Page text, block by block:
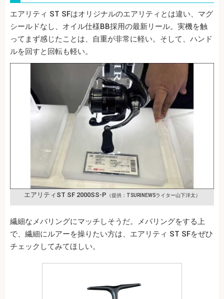
エアリティ ST SFはオリジナルのエアリティとは違い、マグ
シールドなし、オイル仕様BB採用の最新リール。実機を触
ってまず感じたことは、自重が非常に軽い。そして、ハンド
ルを回すと回転も軽い。
エアリティST SF 2000SS-P （提供：TSURINEWSライター山下洋太）
繊細なメバリングにマッチしそうだ。メバリングをする上
で、繊細にルアーを操りたい方は、エアリティ ST SFをぜひ
チェックしてみてほしい。